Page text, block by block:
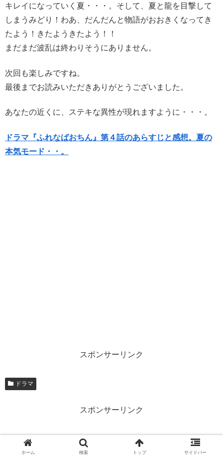
キレイになっていく夏・・・。そして、夏と龍を目撃して
しまうみどり！わあ、だんだんと物語がおおきくなってき
たよう！きたようきたよう！！
まだまだ波乱は終わりそうにありません。
次回も楽しみですね。
最後までお読みいただきありがとうございました。
あなたの近くに、ステキな異性が現れますように・・・。
ドラマ『ふれなばおちん』第４話のあらすじと感想。夏の
本気モード・・。
スポンサーリンク
ドラマ
スポンサーリンク
ホーム 検索 トップ サイドバー